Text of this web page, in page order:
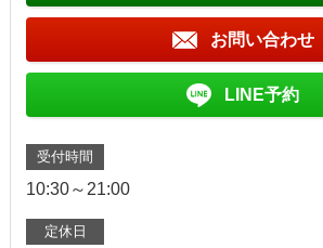
お問い合わせ
LINE予約
受付時間
10:30～21:00
定休日